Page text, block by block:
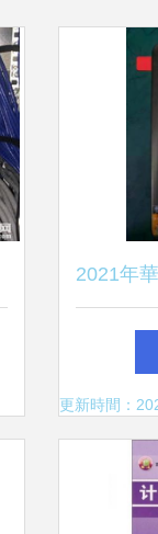
2021年
參考與
更新時間：